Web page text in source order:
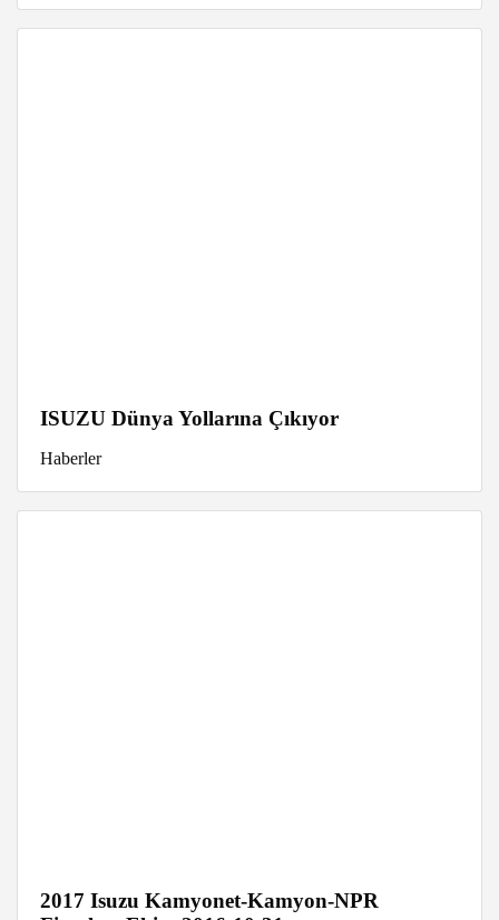
ISUZU Dünya Yollarına Çıkıyor
Haberler
2017 Isuzu Kamyonet-Kamyon-NPR